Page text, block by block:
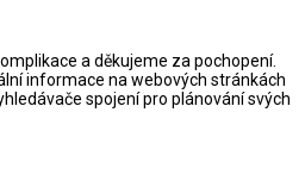
a děkujeme za pochopení.
informace na webových stránkách
spojení pro plánování svých